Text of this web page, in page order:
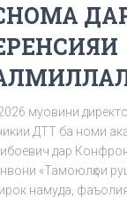
муовини
ДТТ ба номи
дар
«Тамоюлҳои
намуда,